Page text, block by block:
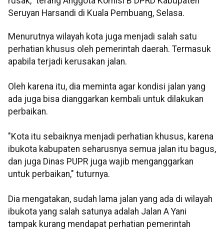
Seruyan Harsandi di Kuala Pembuang, Selasa.
Menurutnya wilayah kota juga menjadi salah satu
perhatian khusus oleh pemerintah daerah. Termasuk
apabila terjadi kerusakan jalan.
Oleh karena itu, dia meminta agar kondisi jalan yang
ada juga bisa dianggarkan kembali untuk dilakukan
perbaikan.
"Kota itu sebaiknya menjadi perhatian khusus, karena
ibukota kabupaten seharusnya semua jalan itu bagus,
dan juga Dinas PUPR juga wajib menganggarkan
untuk perbaikan," tuturnya.
Dia mengatakan, sudah lama jalan yang ada di wilayah
ibukota yang salah satunya adalah Jalan A Yani
tampak kurang mendapat perhatian pemerintah